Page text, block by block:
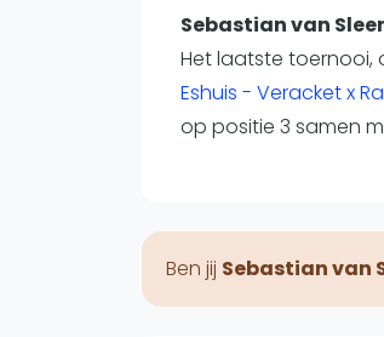
Organisatie
Merken
Banenbouwers
Overige categorien
Laatste updates
Sebastian van
Het laatste toernooi,
Eshuis - Veracket x
op positie 3 samen
Ben jij Sebastian van